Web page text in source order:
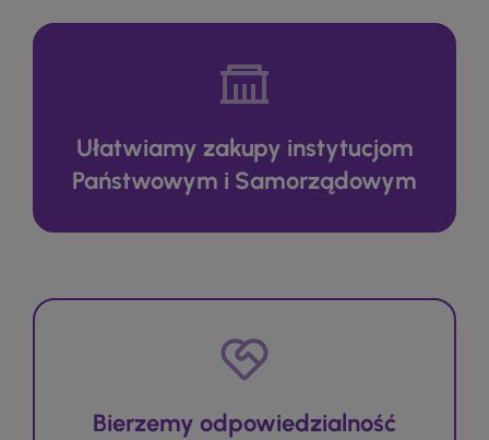
Ułatwiamy zakupy instytucjom
Państwowym i Samorządowym
Bierzemy odpowiedzialność